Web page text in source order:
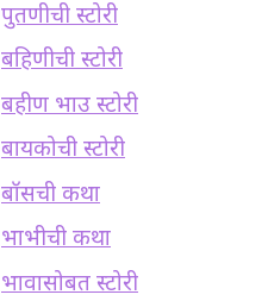
पुतणीची स्टोरी
बहिणीची स्टोरी
बहीण भाउ स्टोरी
बायकोची स्टोरी
बॉसची कथा
भाभीची कथा
भावासोबत स्टोरी